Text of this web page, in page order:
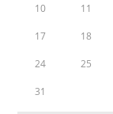
10 11
17 18
24 25
31